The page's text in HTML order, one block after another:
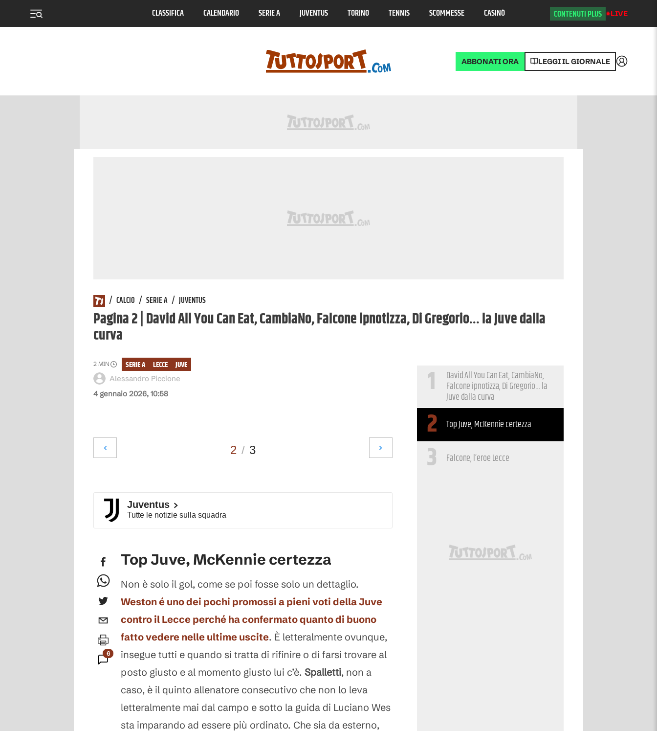
CLASSIFICA CALENDARIO SERIE A JUVENTUS TORINO TENNIS SCOMMESSE CASINÒ CONTENUTI PLUS LIVE
ABBONATI ORA LEGGI IL GIORNALE Accedi
/ CALCIO / SERIE A / JUVENTUS
Pagina 2 | David All You Can Eat, CambiaNo, Falcone ipnotizza, Di Gregorio… la Juve dalla
curva
4 gennaio 2026, 10:58
Alessandro Piccione
2 MIN JUVE
LECCE
SERIE A
2 / 3
Juventus
Tutte le notizie sulla squadra
6
Commenti
Top Juve, McKennie certezza
Non è solo il gol, come se poi fosse solo un dettaglio.
Weston é uno dei pochi promossi a pieni voti della Juve
contro il Lecce perché ha confermato quanto di buono
fatto vedere nelle ultime uscite. È letteralmente ovunque,
insegue tutti e quando si tratta di rifinire o di farsi trovare al
posto giusto e al momento giusto lui c’è. Spalletti, non a
caso, è il quinto allenatore consecutivo che non lo leva
letteralmente mai dal campo e sotto la guida di Luciano Wes
sta imparando ad essere più ordinato. Che sia da esterno,
1 David All You Can Eat, CambiaNo,
Falcone ipnotizza, Di Gregorio… la
Juve dalla curva
2 Top Juve, McKennie certezza
3 Falcone, l’eroe Lecce